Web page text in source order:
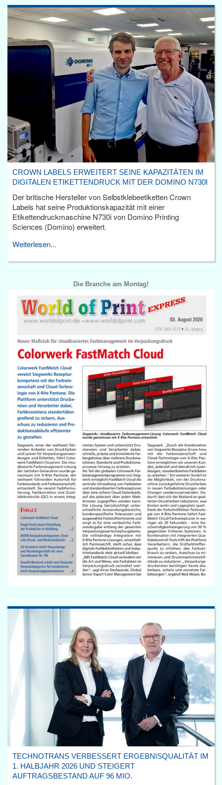
CROWN LABELS ERWEITERT SEINE KAPAZITÄTEN IM
DIGITALEN ETIKETTENDRUCK MIT DER DOMINO N730I
Der britische Hersteller von Selbstklebeetiketten Crown
Labels hat seine Produktionskapazität mit einer
Etikettendruckmaschine N730i von Domino Printing
Sciences (Domino) erweitert.
Weiterlesen...
Die Branche am Montag!
TECHNOTRANS VERBESSERT ERGEBNISQUALITÄT IM
1. HALBJAHR 2026 UND STEIGERT
AUFTRAGSBESTAND AUF 96 MIO.